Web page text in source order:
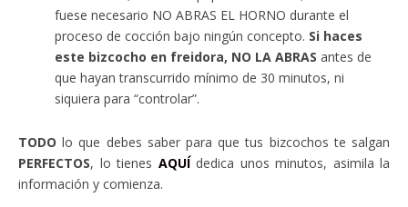
fuese necesario NO ABRAS EL HORNO durante el
proceso de cocción bajo ningún concepto. Si haces
este bizcocho en freidora, NO LA ABRAS antes de
que hayan transcurrido mínimo de 30 minutos, ni
siquiera para “controlar”.
TODO lo que debes saber para que tus bizcochos te salgan
PERFECTOS, lo tienes AQUÍdedica unos minutos, asimila la
información y comienza.